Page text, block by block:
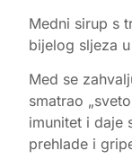
Medni sirup s
bijelog sljeza
Med se
smatrao
imunitet i daje
prehlade i